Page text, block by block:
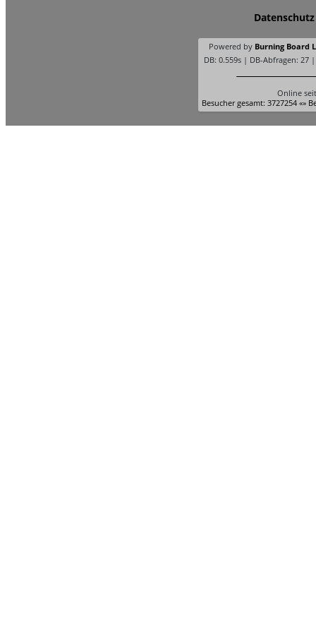
Datenschutz
Powered by Burning Board
DB: 0.559s | DB-Abfragen: 27
Online
Besucher gesamt: 3727254 «»